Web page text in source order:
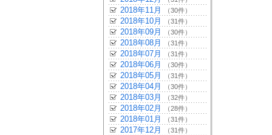
2018年11月 （30件）
2018年10月 （31件）
2018年09月 （30件）
2018年08月 （31件）
2018年07月 （31件）
2018年06月 （30件）
2018年05月 （31件）
2018年04月 （30件）
2018年03月 （32件）
2018年02月 （28件）
2018年01月 （31件）
2017年12月 （31件）